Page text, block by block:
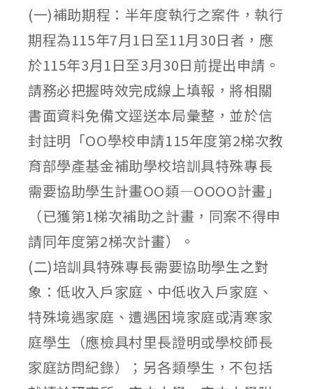
(一)補助期程：半年度執行之案件，執行
期程為115年7月1日至11月30日者，應
於115年3月1日至3月30日前提出申請。
請務必把握時效完成線上填報，將相關
書面資料免備文逕送本局彙整，並於信
封註明「OO學校申請115年度第2梯次教
育部學產基金補助學校培訓具特殊專長
需要協助學生計畫OO類—OOOO計畫」
（已獲第1梯次補助之計畫，同案不得申
請同年度第2梯次計畫）。
(二)培訓具特殊專長需要協助學生之對
象：低收入戶家庭、中低收入戶家庭、
特殊境遇家庭、遭遇困境家庭或清寒家
庭學生（應檢具村里長證明或學校師長
家庭訪問紀錄）；另各類學生，不包括